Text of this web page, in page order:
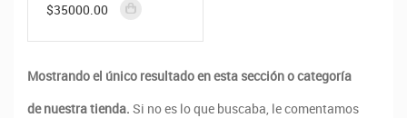
$35000.00
Mostrando el único resultado en esta sección o categoría
de nuestra tienda. Si no es lo que buscaba, le comentamos